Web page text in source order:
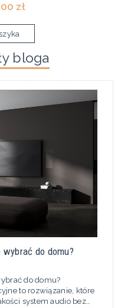
zł
bloga
do domu?
do domu?
to rozwiązanie, które
system audio bez